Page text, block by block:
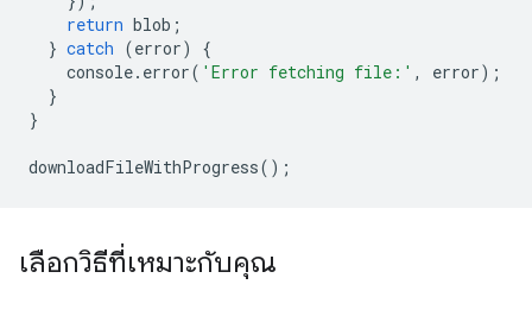
return blob ;
} catch (error)
{
console. error( 'Error fetching file:' , error);
}
}
downloadFileWithProgress();
เลือกวิธีที่เหมาะกับคุณ